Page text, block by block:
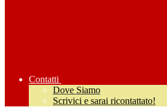
Contatti
Dove Siamo
Scrivici e sarai ricontattato!